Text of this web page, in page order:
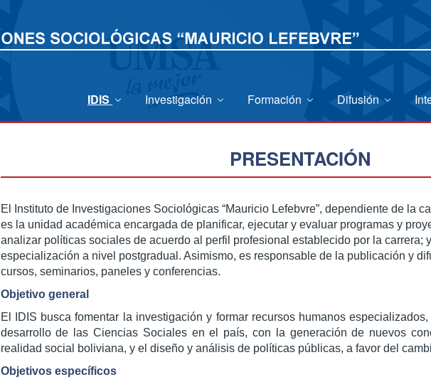
IDIS Investigación Formación Difusión
PRESENTACIÓN
El Instituto de Investigaciones Sociológicas “Mauricio Lefebvre”, dependiente de la
es la unidad académica encargada de planificar, ejecutar y evaluar programas y
analizar políticas sociales de acuerdo al perfil profesional establecido por la carrera;
especialización a nivel postgradual. Asimismo, es responsable de la publicación y
cursos, seminarios, paneles y conferencias.
Objetivo general
El IDIS busca fomentar la investigación y formar recursos humanos
desarrollo de las Ciencias Sociales en el país, con la generación de nuevos
realidad social boliviana, y el diseño y análisis de políticas públicas, a favor del
Objetivos específicos